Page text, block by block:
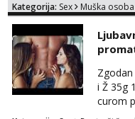
Čekam tvoj
Tel:064/677-
tel:0,93€ -
Čekam tvoj
jer
za brz
Kategorija: Sex Muška
i Ž 35g
curom
curu